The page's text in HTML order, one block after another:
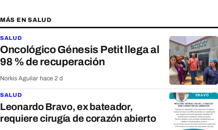
MÁS EN SALUD
SALUD
Oncológico Génesis Petit llega al
98 % de recuperación
Norkis Aguilar hace 2 d
SALUD
Leonardo Bravo, ex bateador,
requiere cirugía de corazón abierto